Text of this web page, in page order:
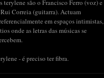
terylene são o Francisco Ferro (voz) e
Correia (guitarra). Actuam
em espaços intimistas,
onde as letras das músicas se
- é preciso ter fibra.